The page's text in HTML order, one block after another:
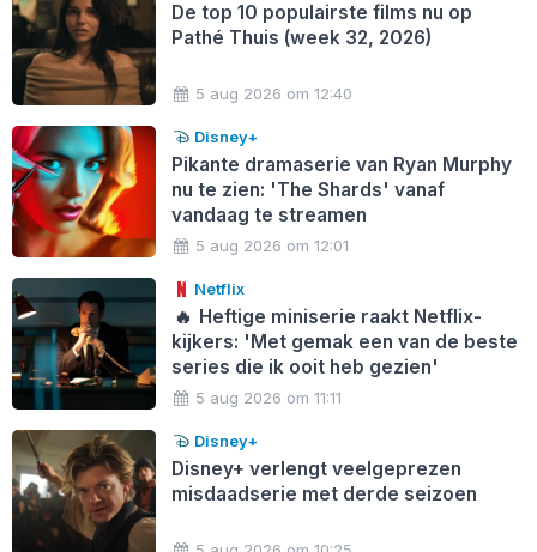
De top 10 populairste films nu op
Pathé Thuis (week 32, 2026)
5 aug 2026 om 12:40
Disney+
Pikante dramaserie van Ryan Murphy
nu te zien: 'The Shards' vanaf
vandaag te streamen
5 aug 2026 om 12:01
Netflix
🔥 Heftige miniserie raakt Netflix-
kijkers: 'Met gemak een van de beste
series die ik ooit heb gezien'
5 aug 2026 om 11:11
Disney+
Disney+ verlengt veelgeprezen
misdaadserie met derde seizoen